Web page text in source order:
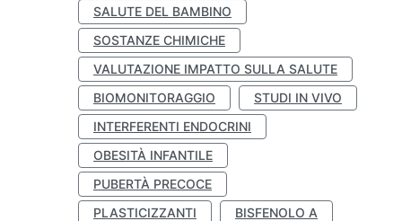
SALUTE DEL BAMBINO
SOSTANZE CHIMICHE
VALUTAZIONE IMPATTO SULLA SALUTE
BIOMONITORAGGIO
STUDI IN VIVO
INTERFERENTI ENDOCRINI
OBESITÀ INFANTILE
PUBERTÀ PRECOCE
PLASTICIZZANTI
BISFENOLO A